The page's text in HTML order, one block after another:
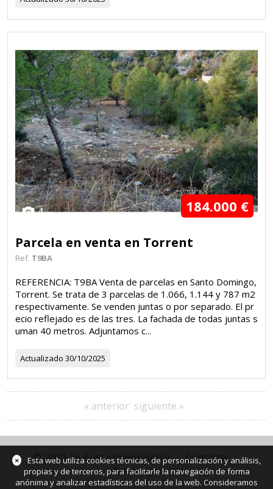
4 184.000 €
Parcela en venta en Torrent
Ref. T9BA
REFERENCIA: T9BA Venta de parcelas en Santo Domingo,
Torrent. Se trata de 3 parcelas de 1.066, 1.144 y 787 m2
respectivamente. Se venden juntas o por separado. El pr
ecio reflejado es de las tres. La fachada de todas juntas s
uman 40 metros. Adjuntamos c...
Actualizado 30/10/2025
« anterior siguiente »
© 2000-26 Busca Inmobiliarias
Contactar
Aviso legal
×
Esta web utiliza cookies técnicas, de personalización y análisis,
propias y de terceros, para facilitarle la navegación de forma
anónima y analizar estadísticas del uso de la web. Consideramos